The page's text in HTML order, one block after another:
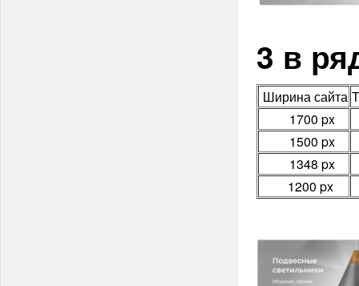
3 в
Ширина сайта
1700 px
1500 px
1348 px
1200 px